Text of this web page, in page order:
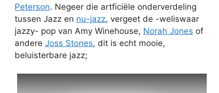
Peterson. Negeer die artficiële onderverdeling
tussen Jazz en nu-jazz, vergeet de -weliswaar
jazzy- pop van Amy Winehouse, Norah Jones of
andere Joss Stones, dit is echt mooie,
beluisterbare jazz;